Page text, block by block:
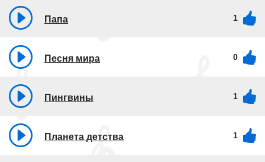
Папа 1
Песня мира 0
Пингвины 1
Планета детства 1